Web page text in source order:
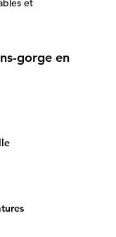
et
gorge en